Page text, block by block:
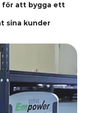
för att bygga ett
sina kunder